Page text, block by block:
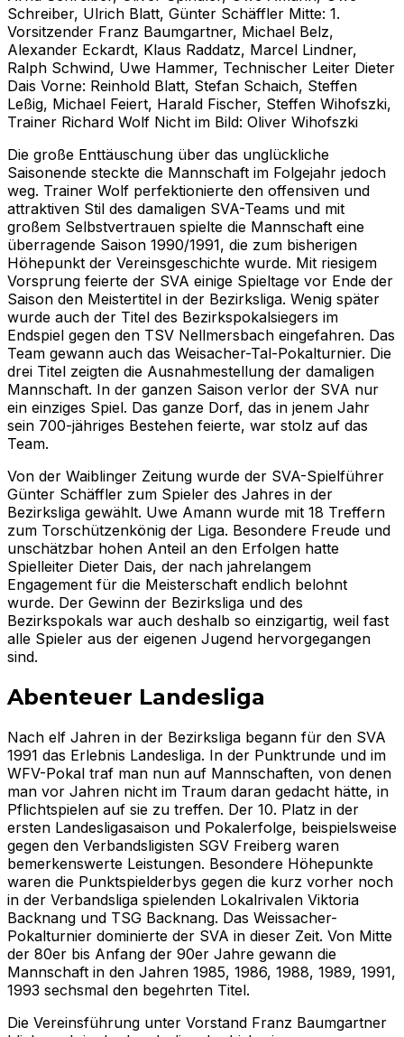
Schreiber, Ulrich Blatt, Günter Schäffler Mitte: 1.
Vorsitzender Franz Baumgartner, Michael Belz,
Alexander Eckardt, Klaus Raddatz, Marcel Lindner,
Ralph Schwind, Uwe Hammer, Technischer Leiter Dieter
Dais Vorne: Reinhold Blatt, Stefan Schaich, Steffen
Leßig, Michael Feiert, Harald Fischer, Steffen Wihofszki,
Trainer Richard Wolf Nicht im Bild: Oliver Wihofszki
Die große Enttäuschung über das unglückliche
Saisonende steckte die Mannschaft im Folgejahr jedoch
weg. Trainer Wolf perfektionierte den offensiven und
attraktiven Stil des damaligen SVA-Teams und mit
großem Selbstvertrauen spielte die Mannschaft eine
überragende Saison 1990/1991, die zum bisherigen
Höhepunkt der Vereinsgeschichte wurde. Mit riesigem
Vorsprung feierte der SVA einige Spieltage vor Ende der
Saison den Meistertitel in der Bezirksliga. Wenig später
wurde auch der Titel des Bezirkspokalsiegers im
Endspiel gegen den TSV Nellmersbach eingefahren. Das
Team gewann auch das Weisacher-Tal-Pokalturnier. Die
drei Titel zeigten die Ausnahmestellung der damaligen
Mannschaft. In der ganzen Saison verlor der SVA nur
ein einziges Spiel. Das ganze Dorf, das in jenem Jahr
sein 700-jähriges Bestehen feierte, war stolz auf das
Team.
Von der Waiblinger Zeitung wurde der SVA-Spielführer
Günter Schäffler zum Spieler des Jahres in der
Bezirksliga gewählt. Uwe Amann wurde mit 18 Treffern
zum Torschützenkönig der Liga. Besondere Freude und
unschätzbar hohen Anteil an den Erfolgen hatte
Spielleiter Dieter Dais, der nach jahrelangem
Engagement für die Meisterschaft endlich belohnt
wurde. Der Gewinn der Bezirksliga und des
Bezirkspokals war auch deshalb so einzigartig, weil fast
alle Spieler aus der eigenen Jugend hervorgegangen
sind.
Abenteuer Landesliga
Nach elf Jahren in der Bezirksliga begann für den SVA
1991 das Erlebnis Landesliga. In der Punktrunde und im
WFV-Pokal traf man nun auf Mannschaften, von denen
man vor Jahren nicht im Traum daran gedacht hätte, in
Pflichtspielen auf sie zu treffen. Der 10. Platz in der
ersten Landesligasaison und Pokalerfolge, beispielsweise
gegen den Verbandsligisten SGV Freiberg waren
bemerkenswerte Leistungen. Besondere Höhepunkte
waren die Punktspielderbys gegen die kurz vorher noch
in der Verbandsliga spielenden Lokalrivalen Viktoria
Backnang und TSG Backnang. Das Weissacher-
Pokalturnier dominierte der SVA in dieser Zeit. Von Mitte
der 80er bis Anfang der 90er Jahre gewann die
Mannschaft in den Jahren 1985, 1986, 1988, 1989, 1991,
1993 sechsmal den begehrten Titel.
Die Vereinsführung unter Vorstand Franz Baumgartner